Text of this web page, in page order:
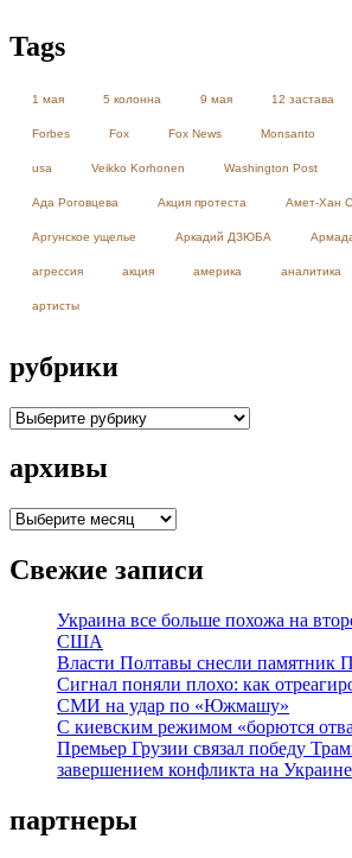
Tags
1 мая 5 колонна 9 мая 12 застава
Forbes Fox Fox News Monsanto
usa Veikko Korhonen Washington Post
Ада Роговцева Акция протеста Амет-Хан
Аргунское ущелье Аркадий ДЗЮБА
агрессия акция америка аналитика
артисты
рубрики
рубрики
архивы
архивы
Свежие записи
Украина все больше похожа на
США
Власти Полтавы снесли памятник
Сигнал поняли плохо: как
СМИ на удар по «Южмашу»
С киевским режимом «борются
Премьер Грузии связал победу
завершением конфликта на Украине
партнеры